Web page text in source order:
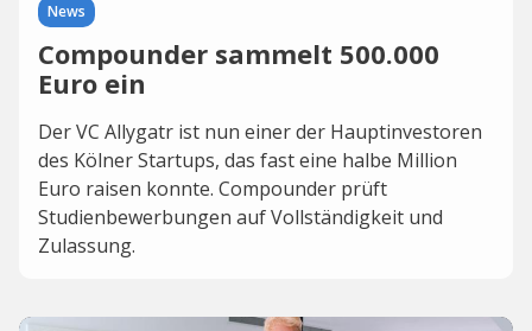
News
Compounder sammelt 500.000
Euro ein
Der VC Allygatr ist nun einer der Hauptinvestoren
des Kölner Startups, das fast eine halbe Million
Euro raisen konnte. Compounder prüft
Studienbewerbungen auf Vollständigkeit und
Zulassung.